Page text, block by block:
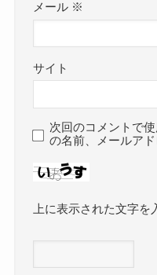
メール ※
サイト
次回のコメントで
の名前、メールア
上に表示された文字を